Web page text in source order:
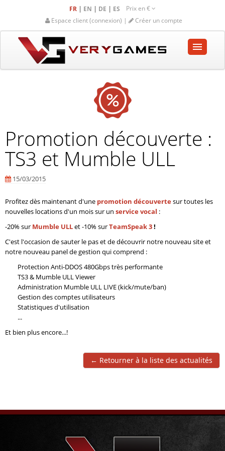
FR | EN | DE | ES Prix en€
Espace client (connexion) |
Créer un compte
AIDE-SUPPORT
Panier vide
Promotion découverte :
TS3 et Mumble ULL
15/03/2015
Profitez dès maintenant d'une promotion découvertesur toutes les
nouvelles locations d'un mois sur un service vocal :
-20% sur Mumble ULLet -10% surTeamSpeak 3!
C'est l'occasion de sauter le pas et de découvrir notre nouveau site et
notre nouveau panel de gestion qui comprend :
Protection Anti-DDOS 480Gbps très performante
TS3 & Mumble ULL Viewer
Administration Mumble ULL LIVE (kick/mute/ban)
Gestion des comptes utilisateurs
Statistiques d'utilisation
...
Et bien plus encore...!
← Retourner à la liste des actualités